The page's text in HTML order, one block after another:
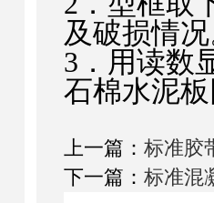
及破损情
3．用读数
石棉水泥
上一篇： 标准胶
下一篇： 标准混